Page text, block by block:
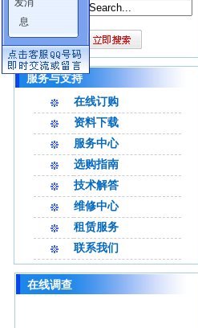
关键词：
服务与支持
在线订购
资料下载
服务中心
选购指南
技术解答
维修中心
租赁服务
联系我们
在线调查